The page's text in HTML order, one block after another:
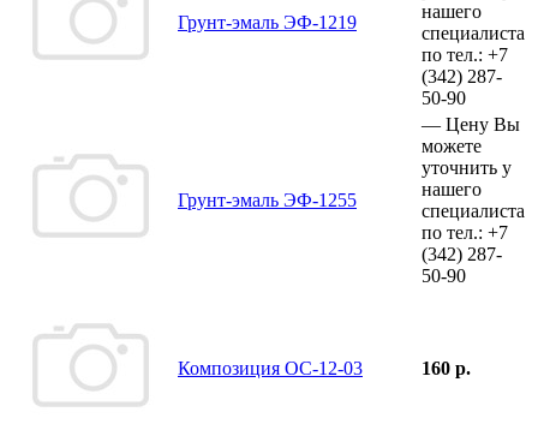
Грунт-эмаль ЭФ-1219
нашего
специалиста
по тел.: +7
(342) 287-
50-90
Грунт-эмаль ЭФ-1255
— Цену Вы
можете
уточнить у
нашего
специалиста
по тел.: +7
(342) 287-
50-90
Композиция ОС-12-03 160 р.